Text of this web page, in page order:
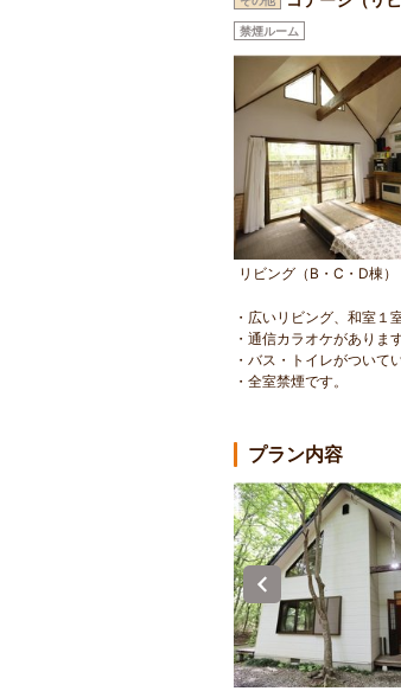
禁煙ルーム
リビング（B・C・D棟）
・広いリビング、和室１
・通信カラオケがありま
・バス・トイレがついて
・全室禁煙です。
プラン内容